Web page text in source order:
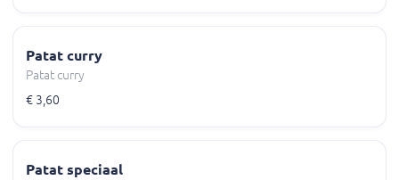
Patat curry
Patat curry
€ 3,60
Patat speciaal